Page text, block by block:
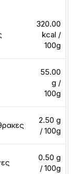
320.00
kcal /
100g
55.00
g /
100g
2.50 g
/ 100g
0.50 g
/ 100g